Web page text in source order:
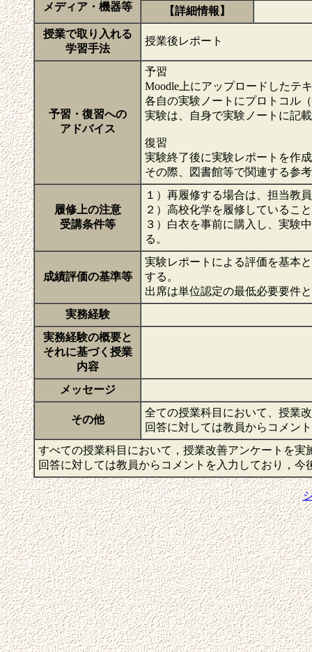
メディア・機器等
【詳細情報】
授業で取り入れる
学習手法
授業後レポート
予習・復習への
アドバイス
予習
Moodle上にアップロードしたテ
各自の実験ノートにプロトコル
実験は、自身で実験ノートに記
復習
実験終了後に実験レポートを作
その際、図書館等で関連する参
履修上の注意
受講条件等
１）再履修する場合は、担当教
２）高校化学を履修しているこ
３）白衣を事前に購入し、実験
る。
成績評価の基準等
実験レポートによる評価を基本
する。
出席は単位認定の最低必要要件
実務経験
実務経験の概要と
それに基づく授業
内容
メッセージ
その他
全ての授業科目において、授業
回答に対しては教員からコメン
すべての授業科目において，授業改善アンケートを
回答に対しては教員からコメントを入力しており，